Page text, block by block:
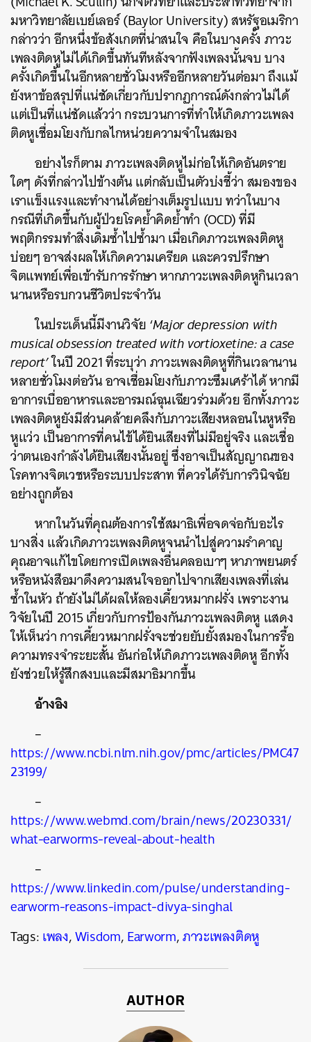
มหาวิทยาลัยเบย์เลอร์ (Baylor University) สหรัฐอเมริกา
กล่าวว่า อีกหนึ่งข้อสังเกตที่น่าสนใจ คือในบางครั้ง ภาวะ
เพลงติดหูไม่ได้เกิดขึ้นทันทีหลังจากฟังเพลงนั้นจบ บาง
ครั้งเกิดขึ้นในอีกหลายชั่วโมงหรืออีกหลายวันต่อมา ถึงแม้
ยังหาข้อสรุปที่แน่ชัดเกี่ยวกับปรากฏการณ์ดังกล่าวไม่ได้
แต่เป็นที่แน่ชัดแล้วว่า กระบวนการที่ทำให้เกิดภาวะเพลง
ติดหูเชื่อมโยงกับกลไกหน่วยความจำในสมอง
อย่างไรก็ตาม ภาวะเพลงติดหูไม่ก่อให้เกิดอันตราย
ใดๆ ดังที่กล่าวไปข้างต้น แต่กลับเป็นตัวบ่งชี้ว่า สมองของ
เราแข็งแรงและทำงานได้อย่างเต็มรูปแบบ ทว่าในบาง
กรณีที่เกิดขึ้นกับผู้ป่วยโรคย้ำคิดย้ำทำ (OCD) ที่มี
พฤติกรรมทำสิ่งเดิมซ้ำไปซ้ำมา เมื่อเกิดภาวะเพลงติดหู
บ่อยๆ อาจส่งผลให้เกิดความเครียด และควรปรึกษา
จิตแพทย์เพื่อเข้ารับการรักษา หากภาวะเพลงติดหูกินเวลา
นานหรือรบกวนชีวิตประจำวัน
ในประเด็นนี้มีงานวิจัย ‘Major depression with
musical obsession treated with vortioxetine: a case
report’ในปี 2021 ที่ระบุว่า ภาวะเพลงติดหูที่กินเวลานาน
หลายชั่วโมงต่อวัน อาจเชื่อมโยงกับภาวะซึมเศร้าได้ หากมี
อาการเบื่ออาหารและอารมณ์ฉุนเฉียวร่วมด้วย อีกทั้งภาวะ
เพลงติดหูยังมีส่วนคล้ายคลึงกับภาวะเสียงหลอนในหูหรือ
หูแว่ว เป็นอาการที่คนไข้ได้ยินเสียงที่ไม่มีอยู่จริง และเชื่อ
ว่าตนเองกำลังได้ยินเสียงนั้นอยู่ ซึ่งอาจเป็นสัญญาณของ
โรคทางจิตเวชหรือระบบประสาท ที่ควรได้รับการวินิจฉัย
อย่างถูกต้อง
หากในวันที่คุณต้องการใช้สมาธิเพื่อจดจ่อกับอะไร
บางสิ่ง แล้วเกิดภาวะเพลงติดหูจนนำไปสู่ความรำคาญ
คุณอาจแก้ไขโดยการเปิดเพลงอื่นคลอเบาๆ หาภาพยนตร์
หรือหนังสือมาดึงความสนใจออกไปจากเสียงเพลงที่เล่น
ซ้ำในหัว ถ้ายังไม่ได้ผลให้ลองเคี้ยวหมากฝรั่ง เพราะงาน
วิจัยในปี 2015 เกี่ยวกับการป้องกันภาวะเพลงติดหู แสดง
ให้เห็นว่า การเคี้ยวหมากฝรั่งจะช่วยยับยั้งสมองในการรื้อ
ความทรงจำระยะสั้น อันก่อให้เกิดภาวะเพลงติดหู อีกทั้ง
ยังช่วยให้รู้สึกสงบและมีสมาธิมากขึ้น
อ้างอิง
–
https://www.ncbi.nlm.nih.gov/pmc/articles/PMC47
23199/
–
https://www.webmd.com/brain/news/20230331/
what-earworms-reveal-about-health
–
https://www.linkedin.com/pulse/understanding-
earworm-reasons-impact-divya-singhal
Tags:เพลง,Wisdom,Earworm,ภาวะเพลงติดหู
AUTHOR
SHARE TWEET LINE EMAIL